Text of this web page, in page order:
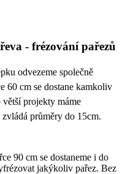
- frézování pařezů
odvezeme společně
60 cm se dostane kamkoliv
projekty máme
průměry do 15cm.
90 cm se dostaneme i do
jakýkoliv pařez. Bez